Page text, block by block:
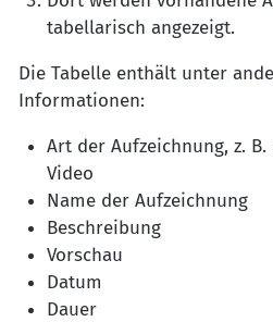
tabellarisch angezeigt.
Die Tabelle enthält unter
Informationen:
Art der Aufzeichnung, z.
Video
Name der Aufzeichnung
Beschreibung
Vorschau
Datum
Dauer